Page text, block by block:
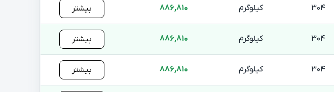
304 کیلوگرم 886,810 بیشتر
304 کیلوگرم 886,810 بیشتر
304 کیلوگرم 886,810 بیشتر